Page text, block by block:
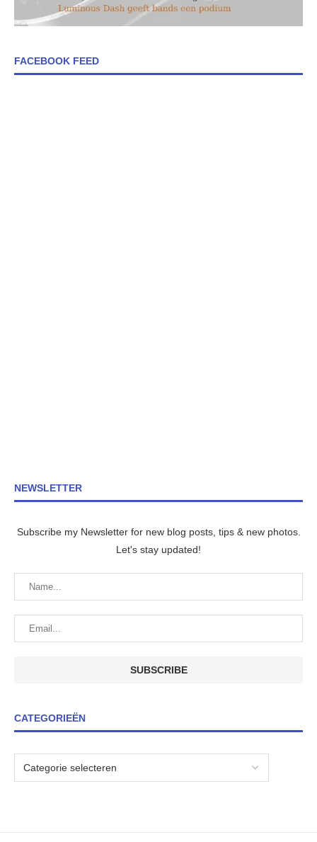
FACEBOOK FEED
NEWSLETTER
Subscribe my Newsletter for new blog posts, tips & new photos.
Let's stay updated!
CATEGORIEËN